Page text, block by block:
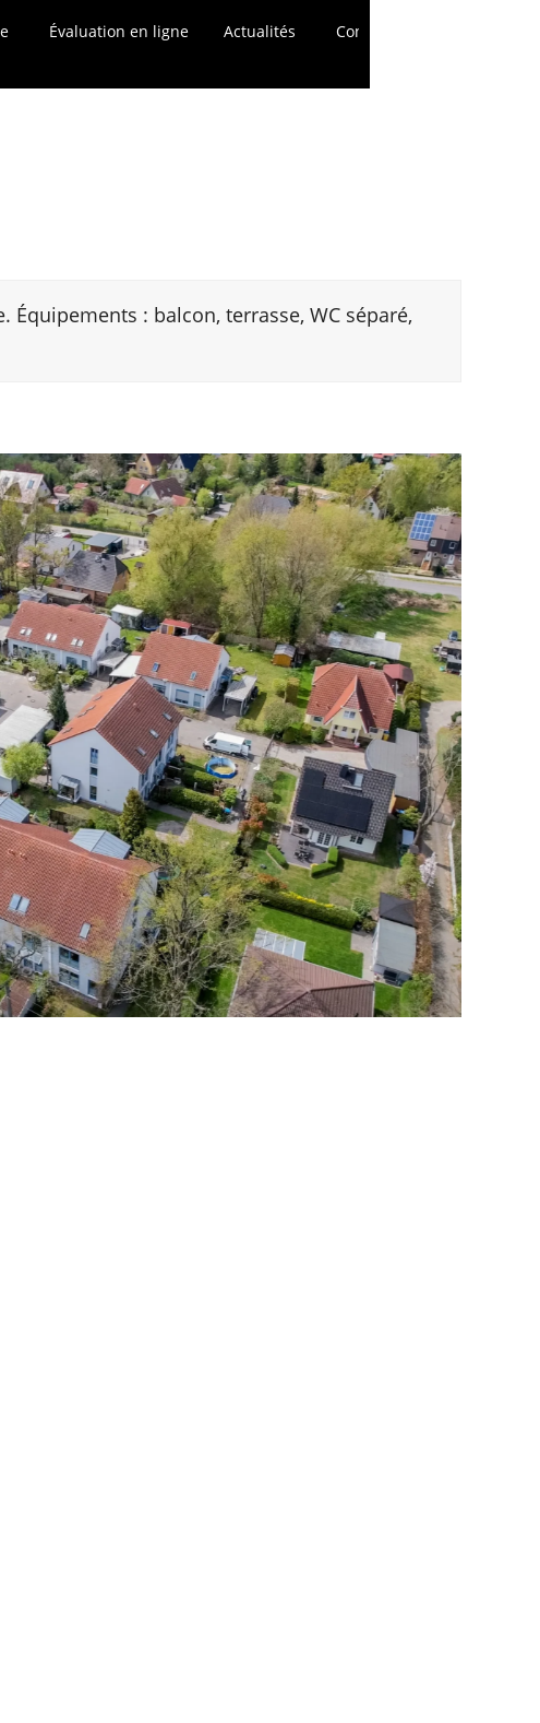
Évaluation en ligne Actualités Contact
Équipements : balcon, terrasse, WC séparé,